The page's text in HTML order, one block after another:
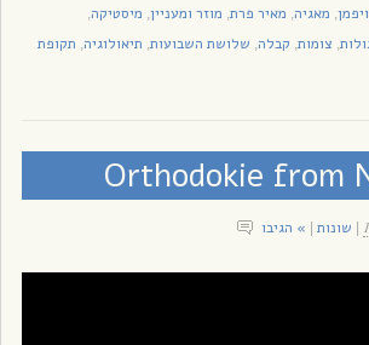
, מאגיה, מאיר פרת, מוזר ומעניין, מיסטיקה,
, צומות, קבלה, שלושת השבועות, תיאולוגיה, תקופת
Orthodokie from
שונות » הגיבו